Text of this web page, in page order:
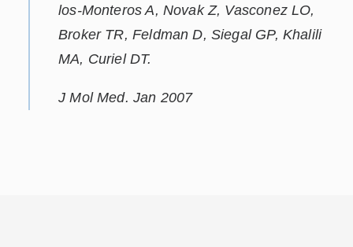
los-Monteros A, Novak Z, Vasconez LO,
Broker TR, Feldman D, Siegal GP, Khalili
MA, Curiel DT.
J Mol Med. Jan 2007